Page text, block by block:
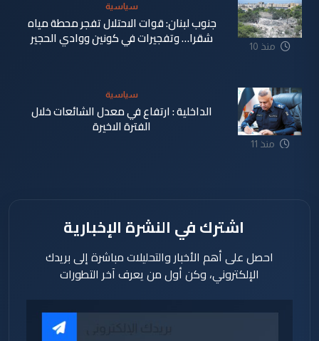
منذ 10
سياسية
جنوب لبنان: قوات الاحتلال تفجر محطة مياه
شقرا… وتفجيرات في كونين ووادي الحجير
منذ 11
سياسية
الداخلية : ارتفاع في معدل الشائعات خلال
الفترة الاخيرة
اشترك في النشرة الإخبارية
احصل على أهم الأخبار والتحليلات مباشرة إلى بريدك
الإلكتروني، وكن أول من يعرف آخر التطورات